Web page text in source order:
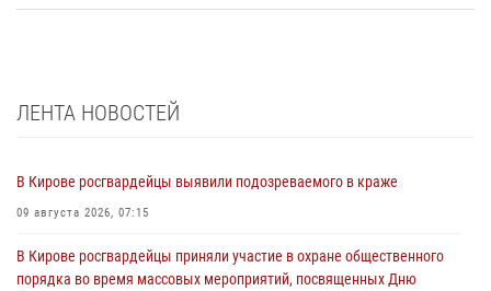
ЛЕНТА НОВОСТЕЙ
В Кирове росгвардейцы выявили подозреваемого в краже
09 августа 2026, 07:15
В Кирове росгвардейцы приняли участие в охране общественного
порядка во время массовых мероприятий, посвященных Дню